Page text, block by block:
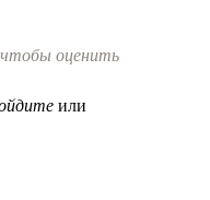
чтобы оценить
или